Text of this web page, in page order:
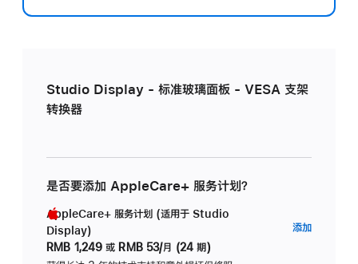
Studio Display - 标准玻璃面板 - VESA 支架
转换器
是否要添加 AppleCare+ 服务计划？
AppleCare+ 服务计划 (适用于 Studio
Display)
RMB 1,249 或 RMB 53/月 (24 期)
添加